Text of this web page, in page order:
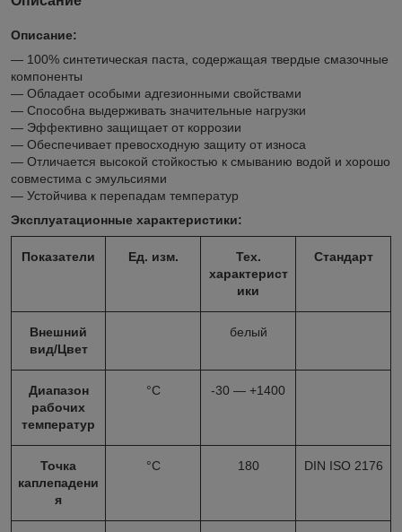
Описание:
— 100% синтетическая паста, содержащая твердые смазочные
компоненты
— Обладает особыми адгезионными свойствами
— Способна выдерживать значительные нагрузки
— Эффективно защищает от коррозии
— Обеспечивает превосходную защиту от износа
— Отличается высокой стойкостью к смыванию водой и хорошо
совместима с эмульсиями
— Устойчива к перепадам температур
Эксплуатационные характеристики:
Показатели Ед. изм.
Тех.
характерист
ики
Стандарт
Внешний
вид/Цвет
белый
Диапазон
рабочих
температур
°С -30 — +1400
Точка
каплепадени
я
°С 180 DIN ISO 2176